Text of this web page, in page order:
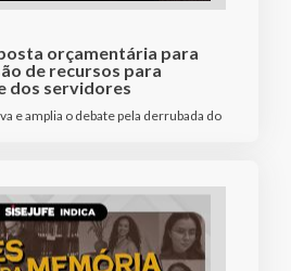
orçamentária para
de recursos para
dos servidores
e amplia o debate pela derrubada do